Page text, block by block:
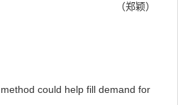
（郑颖）
could help fill demand for